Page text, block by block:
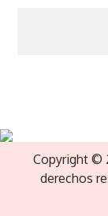
Copyright ©
derechos